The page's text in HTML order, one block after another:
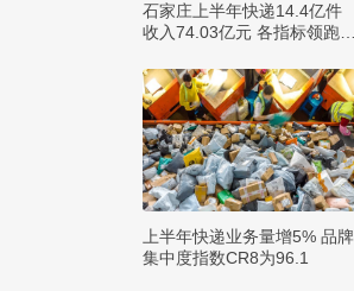
石家庄上半年快递14.4亿件
收入74.03亿元 各指标领跑全
上半年快递业务量增5% 品牌
集中度指数CR8为96.1